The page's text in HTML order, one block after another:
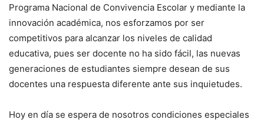
Programa Nacional de Convivencia Escolar y mediante la
innovación académica, nos esforzamos por ser
competitivos para alcanzar los niveles de calidad
educativa, pues ser docente no ha sido fácil, las nuevas
generaciones de estudiantes siempre desean de sus
docentes una respuesta diferente ante sus inquietudes.
Hoy en día se espera de nosotros condiciones especiales